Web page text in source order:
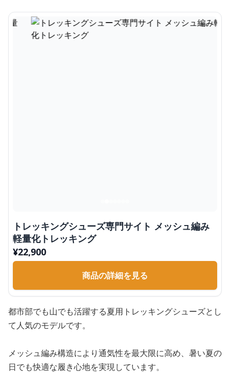
トレッキングシューズ専門サイト メッシュ編み
軽量化トレッキング
¥22,900
商品の詳細を見る
都市部でも山でも活躍する夏用トレッキングシューズとし
て人気のモデルです。
メッシュ編み構造により通気性を最大限に高め、暑い夏の
日でも快適な履き心地を実現しています。